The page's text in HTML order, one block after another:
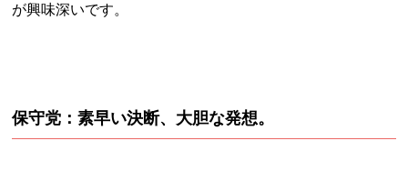
が興味深いです。
保守党：素早い決断、大胆な発想。